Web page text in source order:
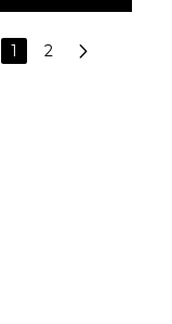
1 2